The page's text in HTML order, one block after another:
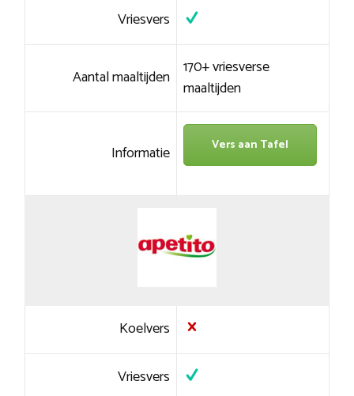
Vriesvers
Aantal maaltijden 170+ vriesverse
maaltijden
Informatie Vers aan Tafel
Koelvers
Vriesvers